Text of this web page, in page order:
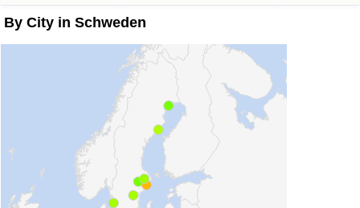
By City in Schweden
Verkehrs-Index nach Land